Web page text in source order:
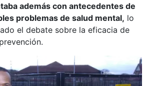
además con antecedentes de
problemas de salud mental, lo
el debate sobre la eficacia de